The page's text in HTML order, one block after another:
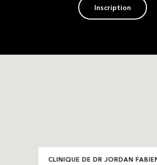
Inscription
CLINIQUE DE DR JORDAN